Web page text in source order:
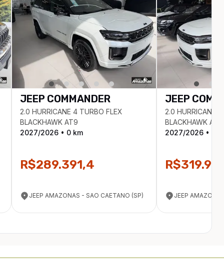
JEEP COMMANDER
2.0 HURRICANE 4 TURBO FLEX
BLACKHAWK AT9
2027/2026 • 0 km
R$289.391,4
JEEP AMAZONAS - SAO CAETANO (SP)
JEEP
2.0 HURRICANE
BLACKHAWK AT9
2027/2026 •
JEEP